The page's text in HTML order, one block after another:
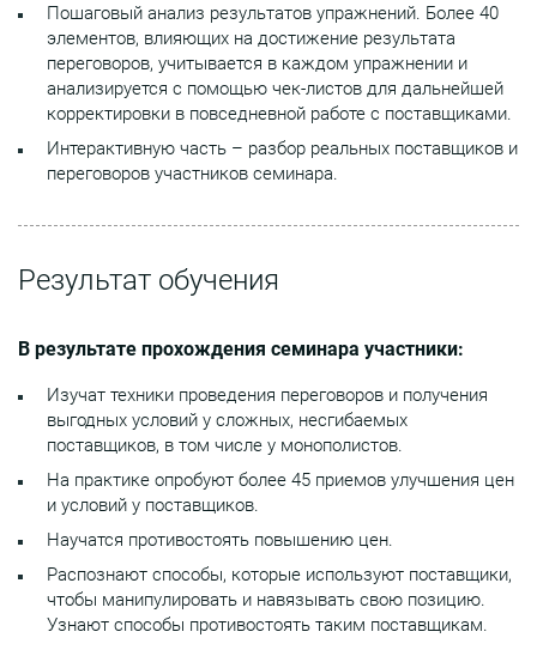
Пошаговый анализ результатов упражнений. Более 40
элементов, влияющих на достижение результата
переговоров, учитывается в каждом упражнении и
анализируется с помощью чек-листов для дальнейшей
корректировки в повседневной работе с поставщиками.
Интерактивную часть – разбор реальных поставщиков и
переговоров участников семинара.
Результат обучения
В результате прохождения семинара участники:
Изучат техники проведения переговоров и получения
выгодных условий у сложных, несгибаемых
поставщиков, в том числе у монополистов.
На практике опробуют более 45 приемов улучшения цен
и условий у поставщиков.
Научатся противостоять повышению цен.
Распознают способы, которые используют поставщики,
чтобы манипулировать и навязывать свою позицию.
Узнают способы противостоять таким поставщикам.